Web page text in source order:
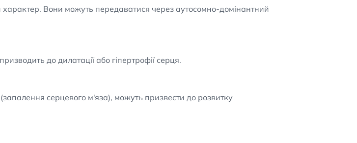
характер. Вони можуть передаватися через аутосомно-домінантний
до дилатації або гіпертрофії серця.
серцевого м'яза), можуть призвести до розвитку